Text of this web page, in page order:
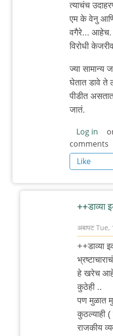
ए
वाघमारे
त्याचंच
एम के वेनु आणि
वगैरे... आहेच.
विरोधी
ज्या सामान्य
घेतात डावे ते
पीडीत
जातं.
Log in
comments
Like
++डाव्या
अबापट Tue,
to
डाव्या
(भारतात
by
++डाव्या
हे खरेच आहे
कुठेही ..
पण मुळात
कुठल्याही (
राजकीय